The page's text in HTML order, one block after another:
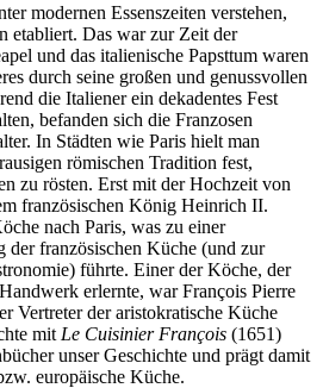
modernen Essenszeiten verstehen,
etabliert. Das war zur Zeit der
und das italienische Papsttum waren
durch seine großen und genussvollen
die Italiener ein dekadentes Fest
befanden sich die Franzosen
In Städten wie Paris hielt man
römischen Tradition fest,
zu rösten. Erst mit der Hochzeit von
französischen König Heinrich II.
nach Paris, was zu einer
der französischen Küche (und zur
führte. Einer der Köche, der
erlernte, war François Pierre
Vertreter der aristokratische Küche
mit Le Cuisinier François (1651)
unser Geschichte und prägt damit
europäische Küche.